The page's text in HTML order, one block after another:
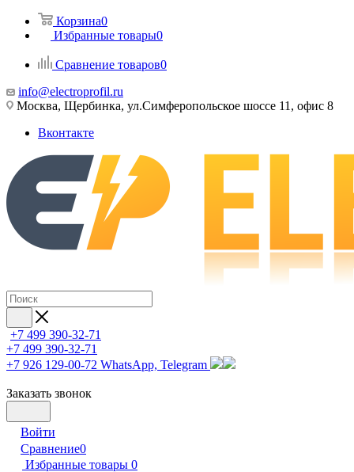
Корзина0
Избранные товары0
Сравнение товаров0
info@electroprofil.ru
Москва, Щербинка, ул.Симферопольское шоссе 11, офис 8
Вконтакте
+7 499 390-32-71
+7 499 390-32-71
+7 926 129-00-72 WhatsApp, Telegram
Заказать звонок
Войти
Сравнение0
Избранные товары 0